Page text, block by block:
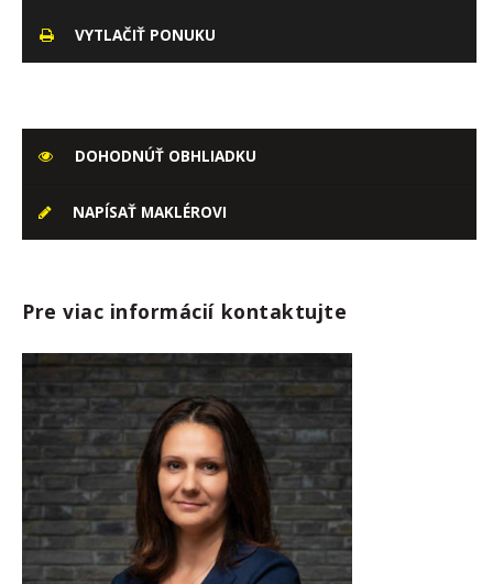
VYTLAČIŤ PONUKU
DOHODNÚŤ OBHLIADKU
NAPÍSAŤ MAKLÉROVI
Pre viac informácií kontaktujte